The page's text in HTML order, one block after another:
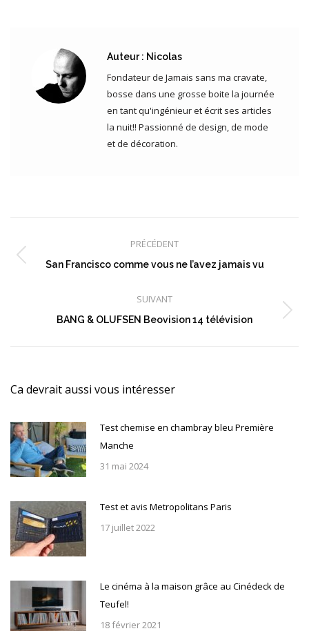
Auteur : Nicolas
Fondateur de Jamais sans ma cravate,
bosse dans une grosse boite la journée
en tant qu'ingénieur et écrit ses articles
la nuit!! Passionné de design, de mode
et de décoration.
article
PRÉCÉDENT
Article
:
San Francisco comme vous ne l’avez jamais vu
SUIVANT
Article
BANG & OLUFSEN Beovision 14 télévision
Ca devrait aussi vous intéresser
Test chemise en chambray bleu Première
Manche
31 mai 2024
Test et avis Metropolitans Paris
17 juillet 2022
Le cinéma à la maison grâce au Cinédeck de
Teufel!
18 février 2021